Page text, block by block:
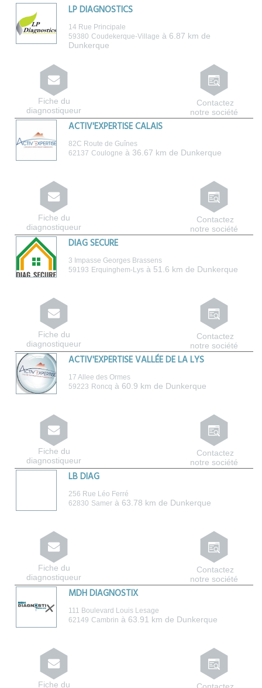
LP DIAGNOSTICS
14 Rue Principale
59380 Coudekerque-Village à 6.87 km de
Dunkerque
Contactez
notre société
Fiche du
diagnostiqueur
ACTIV'EXPERTISE CALAIS
82C Route de Guînes
62137 Coulogne à 36.67 km de Dunkerque
Contactez
notre société
Fiche du
diagnostiqueur
DIAG SECURE
3 Impasse Georges Brassens
59193 Erquinghem-Lys à 51.6 km de Dunkerque
Contactez
notre société
Fiche du
diagnostiqueur
ACTIV'EXPERTISE VALLÉE DE LA LYS
17 Allee des Ormes
59223 Roncq à 60.9 km de Dunkerque
Contactez
notre société
Fiche du
diagnostiqueur
LB DIAG
256 Rue Léo Ferré
62830 Samer à 63.78 km de Dunkerque
Contactez
notre société
Fiche du
diagnostiqueur
MDH DIAGNOSTIX
111 Boulevard Louis Lesage
62149 Cambrin à 63.91 km de Dunkerque
Fiche du